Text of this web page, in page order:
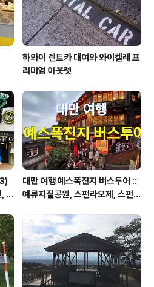
하와이 렌트카 대여와 와이켈레 프
리미엄 아웃렛
화
대만 여행 예스폭진지 버스투어 ::
예류지질공원, 스펀라오제, 스펀폭